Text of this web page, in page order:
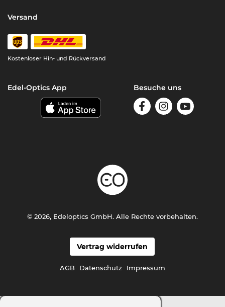
Versand
Kostenloser Hin- und Rückversand
Edel-Optics App Besuche uns
Vertrag widerrufen
AGB Datenschutz Impressum
© 2026, Edeloptics GmbH. Alle Rechte vorbehalten.